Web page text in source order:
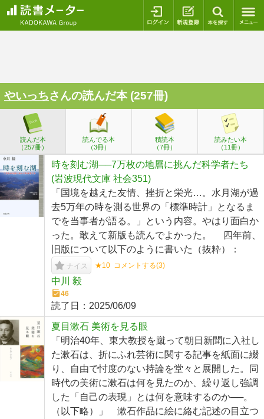
ログイン 新規登録
やいっちさんの読んだ本 (257冊)
読んだ本
（257冊）
読んでる本
（3冊）
積読本
（7冊）
読みたい本
（11冊）
時を刻む湖──7万枚の地層に挑んだ科学者たち
(岩波現代文庫 社会351)
「国境を越えた友情、挫折と栄光…。水月湖が過
去5万年の時を測る世界の「標準時計」となるま
でを当事者が語る。」という内容。やはり面白か
った。敢えて新版も読んでよかった。 四年前、
旧版について以下のように書いた（抜粋）：
ナイス ★10 コメントする(3)
中川 毅
46
読了日： 2025/06/09
夏目漱石 美術を見る眼
「明治40年、東大教授を蹴って朝日新聞に入社し
た漱石は、折にふれ芸術に関する記事を紙面に綴
り、自由で忖度のない持論を堂々と展開した。同
時代の美術に漱石は何を見たのか、繰り返し強調
した「自己の表現」とは何を意味するのか──。
（以下略）」 漱石作品に絵に絡む記述の目立つ